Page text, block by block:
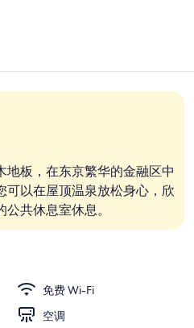
地板，在东京繁华的金融区中
可以在屋顶温泉放松身心，欣
共休息室休息。
免费 Wi-Fi
空调